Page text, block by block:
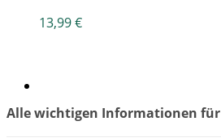
13,99€
Alle wichtigen Informationen für